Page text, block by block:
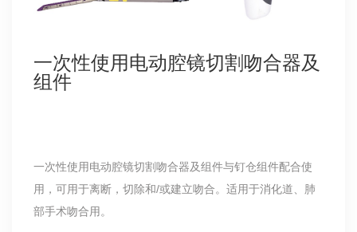
一次性使用电动腔镜切割吻合器及
组件
一次性使用电动腔镜切割吻合器及组件与钉仓组件配合使
用，可用于离断，切除和/或建立吻合。适用于消化道、肺
部手术吻合用。